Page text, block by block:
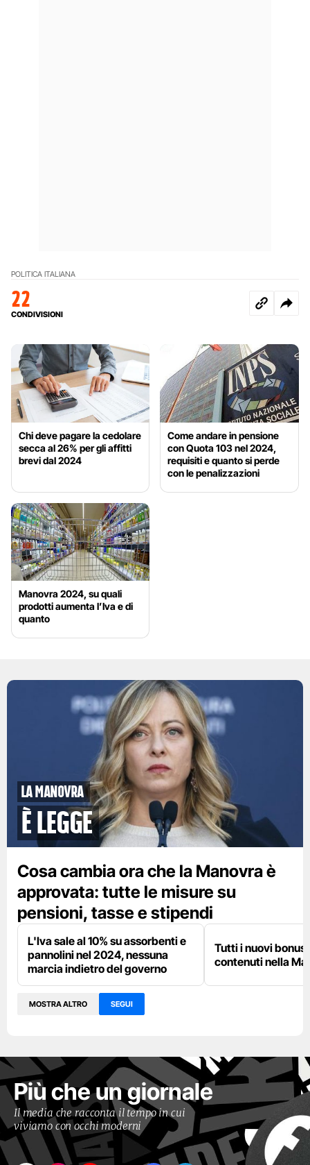
POLITICA ITALIANA
22
CONDIVISIONI
Chi deve pagare la cedolare
secca al 26% per gli affitti
brevi dal 2024
Come andare in pensione
con Quota 103 nel 2024,
requisiti e quanto si perde
con le penalizzazioni
Manovra 2024, su quali
prodotti aumenta l’Iva e di
quanto
la manovra
è legge
Cosa cambia ora che la Manovra è
approvata: tutte le misure su
pensioni, tasse e stipendi
L'Iva sale al 10% su assorbenti e
pannolini nel 2024, nessuna
marcia indietro del governo
Tutti i nuovi bonus
contenuti nella
MOSTRA ALTRO SEGUI
Più che un giornale
Il media che racconta il tempo in cui
viviamo con occhi moderni